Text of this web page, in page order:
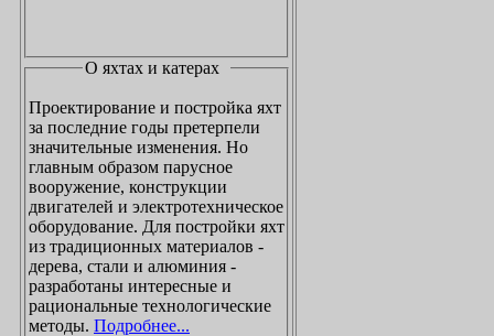
О яхтах и катерах
Проектирование и постройка яхт
за последние годы претерпели
значительные изменения. Но
главным образом парусное
вооружение, конструкции
двигателей и электротехническое
оборудование. Для постройки яхт
из традиционных материалов -
дерева, стали и алюминия -
разработаны интересные и
рациональные технологические
методы. Подробнее...